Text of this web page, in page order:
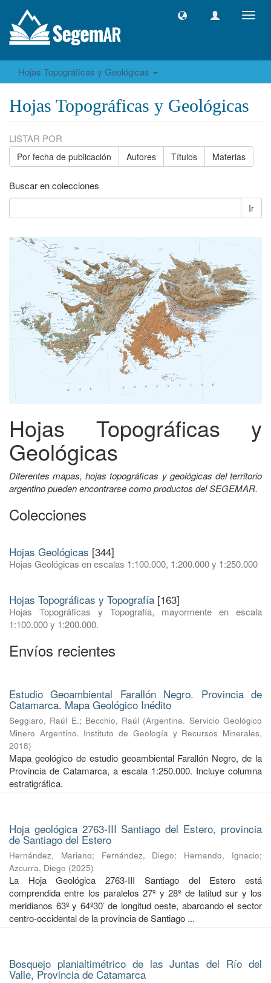
Hojas Topográficas y Geológicas
Hojas Topográficas y Geológicas
LISTAR POR
Por fecha de publicación Autores Títulos Materias
Buscar en colecciones
Ir
Hojas Topográficas y
Geológicas
Diferentes mapas, hojas topográficas y geológicas del territorio
argentino pueden encontrarse como productos del SEGEMAR.
Colecciones
Hojas Geológicas [344]
Hojas Geológicas en escalas 1:100.000, 1:200.000 y 1:250.000
Hojas Topográficas y Topografía [163]
Hojas Topográficas y Topografía, mayormente en escala
1:100.000 y 1:200.000.
Envíos recientes
Estudio Geoambiental Farallón Negro. Provincia de
Catamarca. Mapa Geológico Inédito
Seggiaro, Raúl E.; Becchio, Raúl (Argentina. Servicio Geológico
Minero Argentino. Instituto de Geología y Recursos Minerales,
2018)
Mapa geológico de estudio geoambiental Farallón Negro, de la
Provincia de Catamarca, a escala 1:250.000. Incluye columna
estratigráfica.
Hoja geológica 2763-III Santiago del Estero, provincia
de Santiago del Estero
Hernández, Mariano; Fernández, Diego; Hernando, Ignacio;
Azcurra, Diego (2025)
La Hoja Geológica 2763-III Santiago del Estero está
comprendida entre los paralelos 27º y 28º de latitud sur y los
meridianos 63º y 64º30’ de longitud oeste, abarcando el sector
centro-occidental de la provincia de Santiago ...
Bosquejo planialtimétrico de las Juntas del Río del
Valle, Provincia de Catamarca